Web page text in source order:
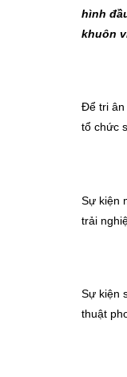
hình
khuôn
Để tri ân
tổ chức
Sự kiện
trải
Sự kiện
thuật